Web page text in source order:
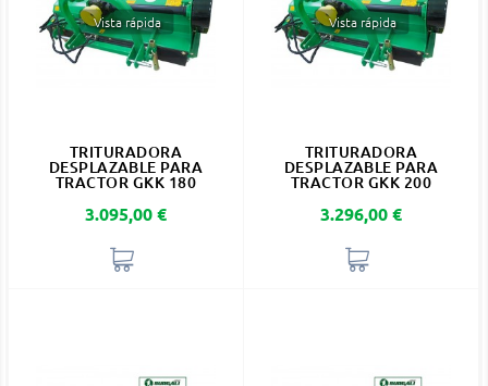
Vista rápida
TRITURADORA
DESPLAZABLE PARA
TRACTOR GKK 180
Precio
3.095,00 €
Vista rápida
TRITURADORA
DESPLAZABLE PARA
TRACTOR GKK 200
Precio
3.296,00 €